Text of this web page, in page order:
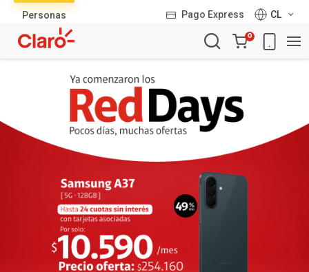
Personas Pago Express
CL
Carro
de
0
productos